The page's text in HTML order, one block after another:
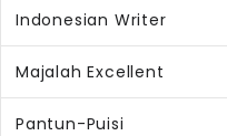
Indonesian Writer
Majalah Excellent
Pantun-Puisi